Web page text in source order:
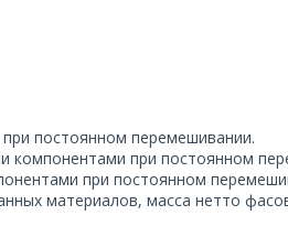
постоянном перемешивании.
компонентами при постоянном
при постоянном
материалов, масса нетто